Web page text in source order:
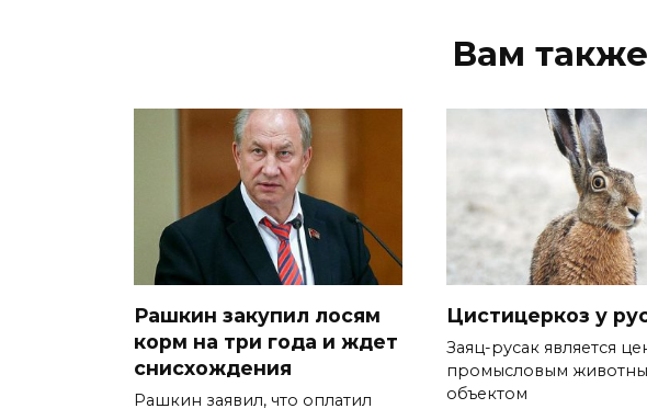
Вам
Рашкин закупил лосям
корм на три года и ждет
снисхождения
Рашкин заявил, что оплатил
Цистицеркоз у
Заяц-русак является
промысловым
объектом